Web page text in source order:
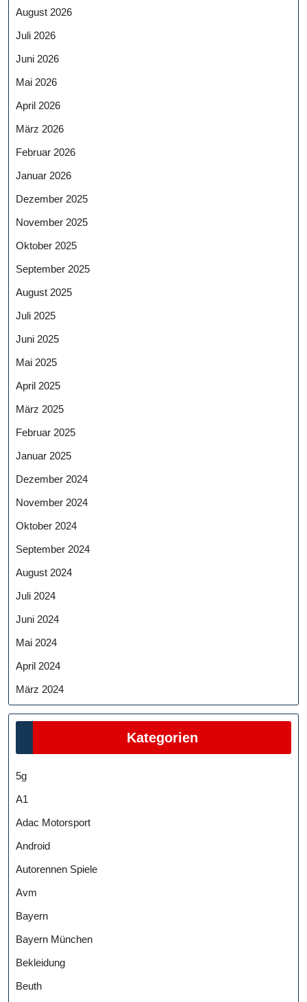
August 2026
Juli 2026
Juni 2026
Mai 2026
April 2026
März 2026
Februar 2026
Januar 2026
Dezember 2025
November 2025
Oktober 2025
September 2025
August 2025
Juli 2025
Juni 2025
Mai 2025
April 2025
März 2025
Februar 2025
Januar 2025
Dezember 2024
November 2024
Oktober 2024
September 2024
August 2024
Juli 2024
Juni 2024
Mai 2024
April 2024
März 2024
Kategorien
5g
A1
Adac Motorsport
Android
Autorennen Spiele
Avm
Bayern
Bayern München
Bekleidung
Beuth